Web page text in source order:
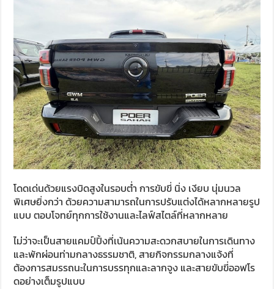
โดดเด่นด้วยแรงบิดสูงในรอบต่ำ การขับขี่ นิ่ง เงียบ นุ่มนวล
พิเศษยิ่งกว่า ด้วยความสามารถในการปรับแต่งได้หลากหลายรูป
แบบ ตอบโจทย์ทุกการใช้งานและไลฟ์สไตล์ที่หลากหลาย
ไม่ว่าจะเป็นสายแคมป์ปิ้งที่เน้นความสะดวกสบายในการเดินทาง
และพักผ่อนท่ามกลางธรรมชาติ, สายกิจกรรมกลางแจ้งที่
ต้องการสมรรถนะในการบรรทุกและลากจูง และสายขับขี่ออฟโร
ดอย่างเต็มรูปแบบ